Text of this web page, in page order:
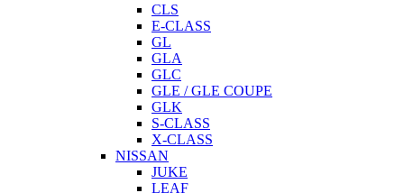
CLS
E-CLASS
GL
GLA
GLC
GLE / GLE COUPE
GLK
S-CLASS
X-CLASS
NISSAN
JUKE
LEAF